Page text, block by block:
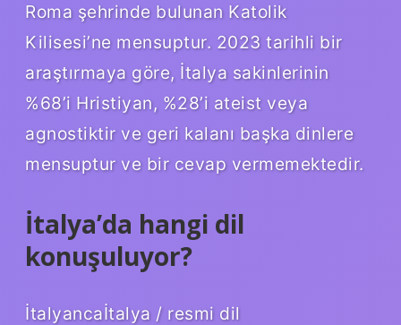
Roma şehrinde bulunan Katolik
Kilisesi’ne mensuptur. 2023 tarihli bir
araştırmaya göre, İtalya sakinlerinin
%68’i Hristiyan, %28’i ateist veya
agnostiktir ve geri kalanı başka dinlere
mensuptur ve bir cevap vermemektedir.
İtalya’da hangi dil
konuşuluyor?
İtalyancaİtalya / resmi dil